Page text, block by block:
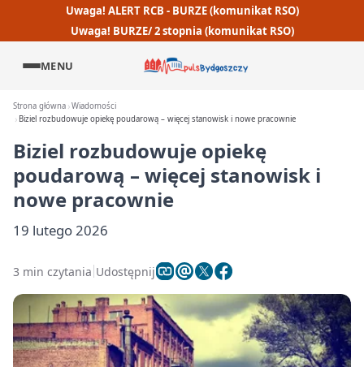
Uwaga! ALERT RCB - BURZE (komunikat RSO)
Uwaga! BURZE/ 2 stopnia (komunikat RSO)
MENU
Strona główna Wiadomości
Biziel rozbudowuje opiekę poudarową – więcej stanowisk i nowe pracownie
Biziel rozbudowuje opiekę
poudarową – więcej stanowisk i
nowe pracownie
19 lutego 2026
3 min czytania Udostępnij